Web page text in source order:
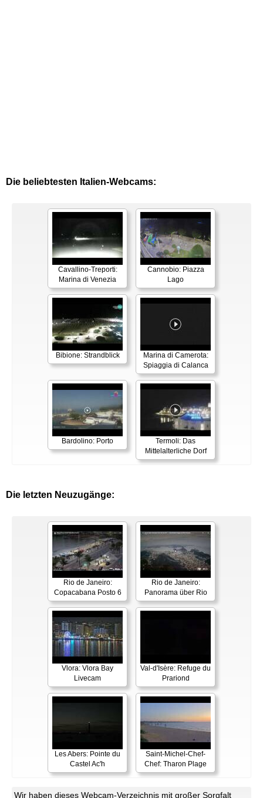
Die beliebtesten Italien-Webcams:
Cavallino-Treporti:
Marina di Venezia
Cannobio: Piazza
Lago
Bibione: Strandblick
Marina di Camerota:
Spiaggia di Calanca
Bardolino: Porto
Termoli: Das
Mittelalterliche Dorf
Die letzten Neuzugänge:
Rio de Janeiro:
Copacabana Posto 6
Rio de Janeiro:
Panorama über Rio
Vlora: Vlora Bay
Livecam
Val-d'Isère: Refuge du
Prariond
Les Abers: Pointe du
Castel Ac'h
Saint-Michel-Chef-
Chef: Tharon Plage
Wir haben dieses Webcam-Verzeichnis mit großer Sorgfalt